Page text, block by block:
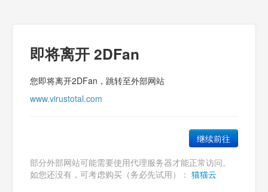
即将离开2DFan
您即将离开2DFan，跳转至外部网站
www.virustotal.com
继续前往
部分外部网站可能需要使用代理服务器才能正常访问。
如您还没有，可考虑购买（务必先试用）： 猫猫云